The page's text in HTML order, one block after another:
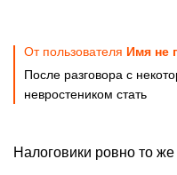
От пользователя Имя не
После разговора с
невростеником стать
Налоговики ровно то